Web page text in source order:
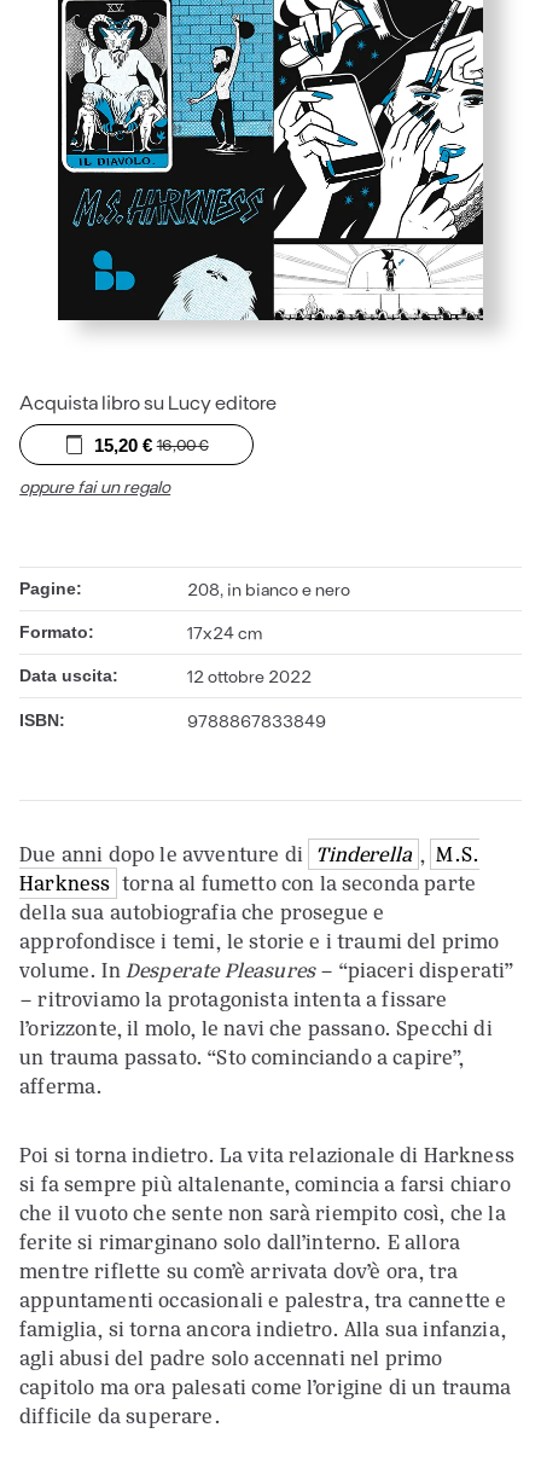
Acquista libro su Lucy editore
16,00€
15,20 €
oppure fai un regalo
Pagine: 208, in bianco e nero
Formato: 17x24 cm
Data uscita: 12 ottobre 2022
ISBN: 9788867833849
Due anni dopo le avventure di Tinderella , M.S.
Harkness torna al fumetto con la seconda parte
della sua autobiografia che prosegue e
approfondisce i temi, le storie e i traumi del primo
volume. InDesperate Pleasures– “piaceri disperati”
– ritroviamo la protagonista intenta a fissare
l’orizzonte, il molo, le navi che passano. Specchi di
un trauma passato. “Sto cominciando a capire”,
afferma.
Poi si torna indietro. La vita relazionale di Harkness
si fa sempre più altalenante, comincia a farsi chiaro
che il vuoto che sente non sarà riempito così, che la
ferite si rimarginano solo dall’interno. E allora
mentre riflette su com’è arrivata dov’è ora, tra
appuntamenti occasionali e palestra, tra cannette e
famiglia, si torna ancora indietro. Alla sua infanzia,
agli abusi del padre solo accennati nel primo
capitolo ma ora palesati come l’origine di un trauma
difficile da superare.